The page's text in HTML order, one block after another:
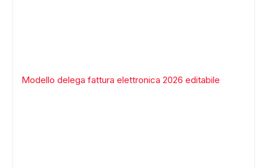
Modello delega fattura elettronica 2026 editabile